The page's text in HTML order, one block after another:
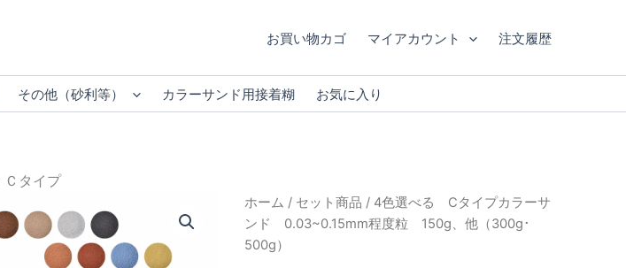
お買い物カゴ マイアカウント 注文履歴
その他（砂利等） カラーサンド用接着糊 お気に入り
Ｃタイプ
ホーム / セット商品 / 4色選べる Cタイプカラーサ
ンド 0.03~0.15mm程度粒 150g、他（300g･
500g）